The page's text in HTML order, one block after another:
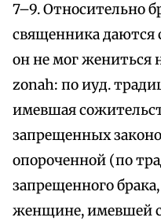
7–9. Относительно
священника даются
он не мог жениться
zonah: по иуд.
имевшая
запрещенных
опороченной (по
запрещенного
женщине, имевшей